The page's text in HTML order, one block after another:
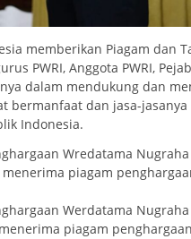
memberikan Piagam dan
PWRI, Anggota PWRI,
dalam mendukung dan
bermanfaat dan jasa-
Indonesia.
Wredatama
piagam
Werdatama
piagam